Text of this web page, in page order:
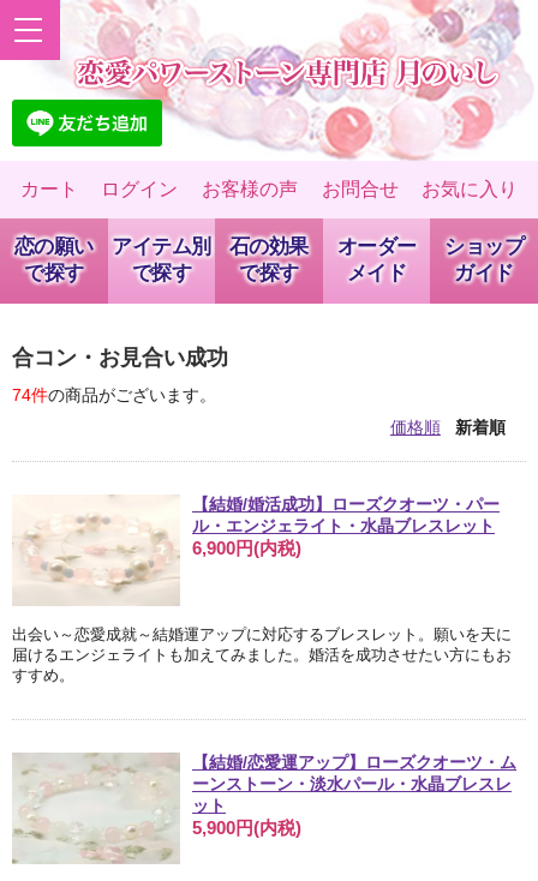
カート ログイン お客様の声 お問合せ お気に入り
恋の願い
で探す
アイテム別
で探す
石の効果
で探す
オーダー
メイド
ショップ
ガイド
合コン・お見合い成功
74件の商品がございます。
価格順
新着順
【結婚/婚活成功】ローズクオーツ・パー
ル・エンジェライト・水晶ブレスレット
6,900円(内税)
出会い～恋愛成就～結婚運アップに対応するブレスレット。願いを天に
届けるエンジェライトも加えてみました。婚活を成功させたい方にもお
すすめ。
【結婚/恋愛運アップ】ローズクオーツ・ム
ーンストーン・淡水パール・水晶ブレスレ
ット
5,900円(内税)